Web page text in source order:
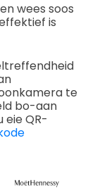
wees soos
is
te
bo-aan
eie QR-